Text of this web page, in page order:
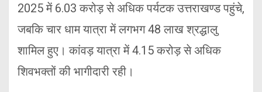
2025 में 6.03 करोड़ से अधिक पर्यटक उत्तराखण्ड पहुंचे,
जबकि चार धाम यात्रा में लगभग 48 लाख श्रद्धालु
शामिल हुए। कांवड़ यात्रा में 4.15 करोड़ से अधिक
शिवभक्तों की भागीदारी रही।